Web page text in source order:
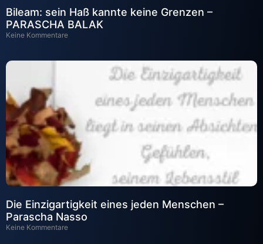
Bileam: sein Haß kannte keine Grenzen –
PARASCHA BALAK
Keine Kommentare
Die Einzigartigkeit eines jeden Menschen –
Parascha Nasso
Keine Kommentare